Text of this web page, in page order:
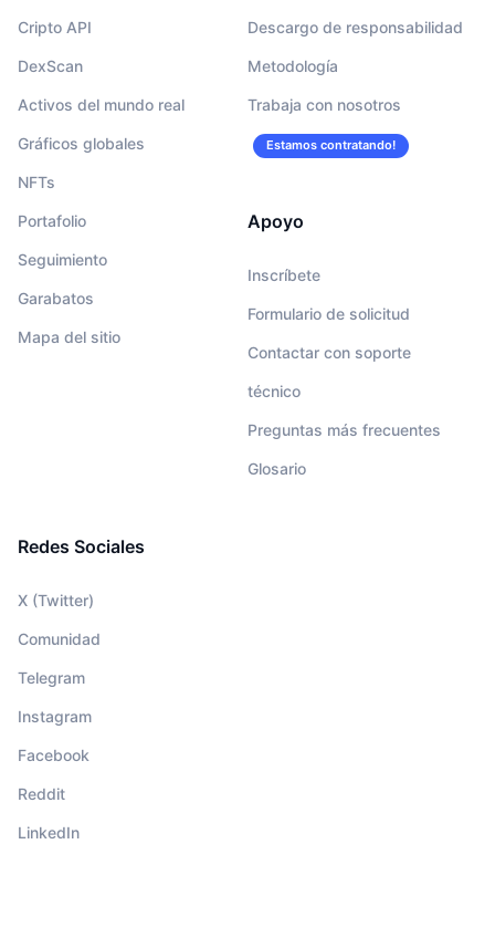
Cripto API
DexScan
Activos del mundo real
Gráficos globales
NFTs
Portafolio
Seguimiento
Garabatos
Mapa del sitio
Descargo de responsabilidad
Metodología
Trabaja con nosotros
Estamos contratando!
Apoyo
Inscríbete
Formulario de solicitud
Contactar con soporte
técnico
Preguntas más frecuentes
Glosario
Redes Sociales
X (Twitter)
Comunidad
Telegram
Instagram
Facebook
Reddit
LinkedIn